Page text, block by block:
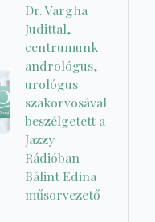
Dr. Vargha
Judittal,
centrumunk
andrológus,
urológus
szakorvosával
beszélgetett a
Jazzy
Rádióban
Bálint Edina
műsorvezető